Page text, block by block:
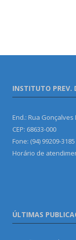
INSTITUTO PREV.
End.: Rua Gonçalves
CEP: 68633-000
Fone: (94) 99209-3185
Horário de
ÚLTIMAS